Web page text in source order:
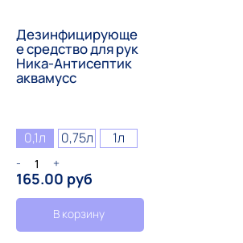
Дезинфицирующе
е средство для рук
Ника-Антисептик
аквамусс
0,1л 0,75л 1л
- +
165.00 руб
В корзину